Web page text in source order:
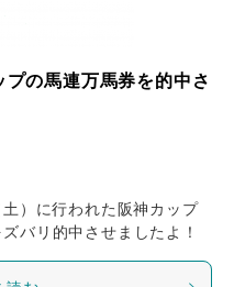
の馬連万馬券を的中さ
）に行われた阪神カップ
バリ的中させましたよ！